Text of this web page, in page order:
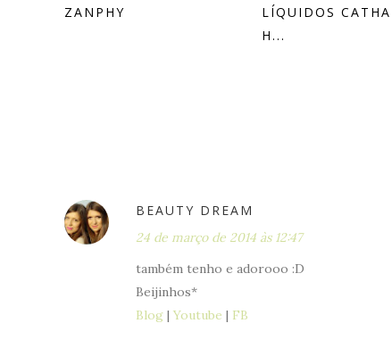
ZANPHY
LÍQUIDOS
H...
BEAUTY DREAM
24 de março de 2014 às 12:47
também tenho e adorooo :D
Beijinhos*
Blog | Youtube | FB